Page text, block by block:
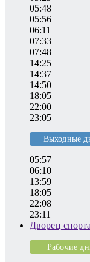
05:48
05:56
06:11
07:33
07:48
14:25
14:37
14:50
18:05
22:00
23:05
Выходные
05:57
06:10
13:59
18:05
22:08
23:11
Дворец
Рабочие